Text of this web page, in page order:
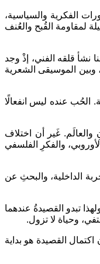
الفكرية والسياسية،
لمقاومة القُبح والعُنف
نشأ قلقه الفني، إذْ وجد
وبين الموسيقى الشعرية
الحُب عنده ليس انفعالًا
غَير أن اختلاف
والفكرِ الفلسفي
الداخلية، والبحثِ عن
تبدو القصيدةُ عندهما
وحياة لا تزول.
القصيدة هو بداية